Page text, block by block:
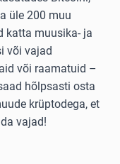
üle 200 muu
katta muusika- ja
või vajad
või raamatuid –
hõlpsasti osta
krüptodega, et
vajad!